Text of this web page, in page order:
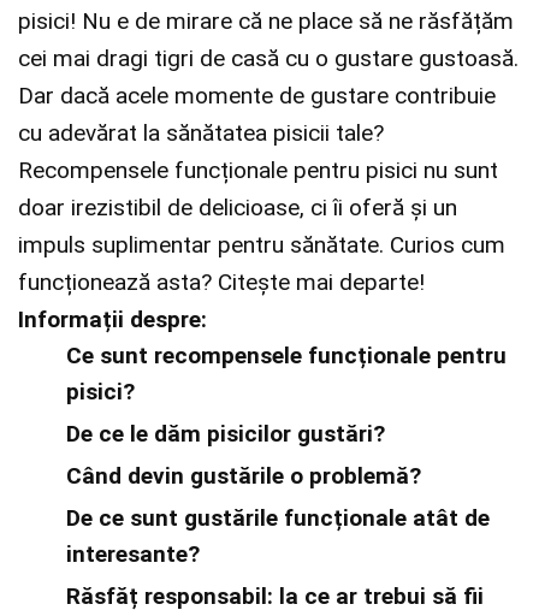
pisici! Nu e de mirare că ne place să ne răsfățăm
cei mai dragi tigri de casă cu o gustare gustoasă.
Dar dacă acele momente de gustare contribuie
cu adevărat la sănătatea pisicii tale?
Recompensele funcționale pentru pisici nu sunt
doar irezistibil de delicioase, ci îi oferă și un
impuls suplimentar pentru sănătate. Curios cum
funcționează asta? Citește mai departe!
Informații despre:
Ce sunt recompensele funcționale pentru
pisici?
De ce le dăm pisicilor gustări?
Când devin gustările o problemă?
De ce sunt gustările funcționale atât de
interesante?
Răsfăț responsabil: la ce ar trebui să fii